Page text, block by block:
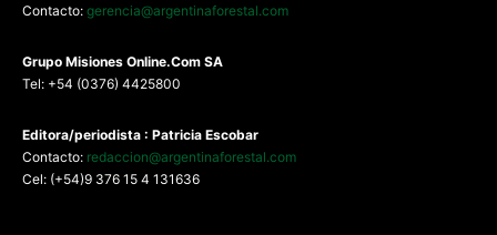
Contacto: gerencia@argentinaforestal.com
Grupo Misiones Online.Com SA
Tel: +54 (0376) 4425800
Editora/periodista : Patricia Escobar
Contacto: redaccion@argentinaforestal.com
Cel: (+54)9 376 15 4 131636